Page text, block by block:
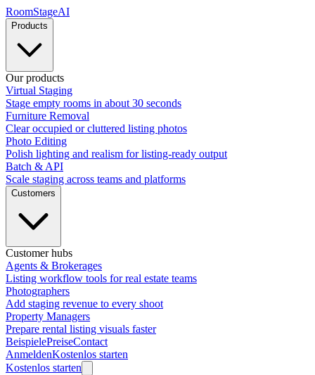
RoomStageAI
Products
Our products
Virtual Staging
Stage empty rooms in about 30 seconds
Furniture Removal
Clear occupied or cluttered listing photos
Photo Editing
Polish lighting and realism for listing-ready output
Batch & API
Scale staging across teams and platforms
Customers
Customer hubs
Agents & Brokerages
Listing workflow tools for real estate teams
Photographers
Add staging revenue to every shoot
Property Managers
Prepare rental listing visuals faster
BeispielePreiseContact
AnmeldenKostenlos starten
Kostenlos starten